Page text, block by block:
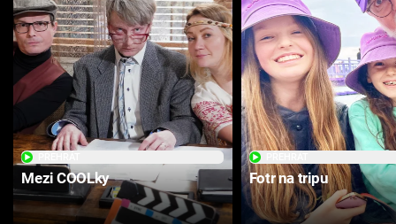
Mezi COOLky Fotr na tripu